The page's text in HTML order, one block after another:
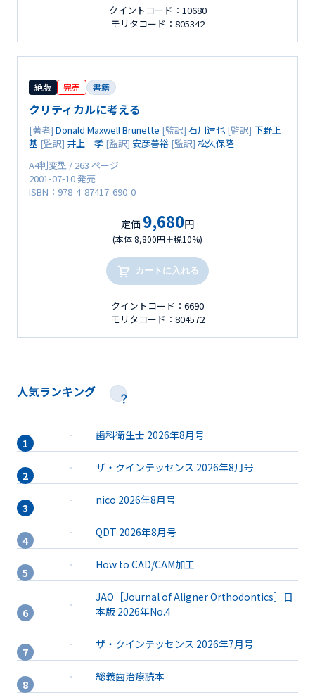
クイントコード：10680
モリタコード：805342
絶版 完売 書籍
クリティカルに考える
[著者] Donald Maxwell Brunette [監訳] 石川達也 [監訳] 下野正
基 [監訳] 井上 孝 [監訳] 安彦善裕 [監訳] 松久保隆
A4判変型 / 263 ページ
2001-07-10 発売
ISBN：978-4-87417-690-0
定価 9,680円
(本体 8,800円＋税10%)
カートに入れる
クイントコード：6690
モリタコード：804572
人気ランキング
歯科衛生士 2026年8月号
ザ・クインテッセンス 2026年8月号
nico 2026年8月号
QDT 2026年8月号
How to CAD/CAM加工
JAO［Journal of Aligner Orthodontics］日
本版 2026年No.4
ザ・クインテッセンス 2026年7月号
総義歯治療読本